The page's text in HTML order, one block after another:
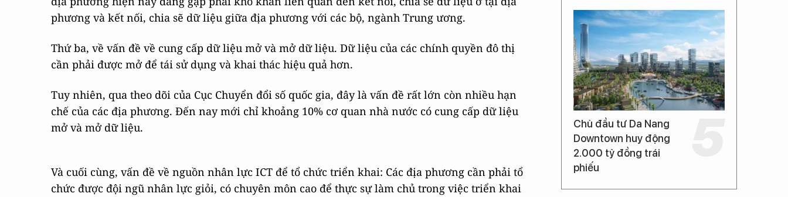
phương và kết nối, chia sẽ dữ liệu giữa địa phương với các bộ, ngành Trung ương.
Thứ ba, về vấn đề về cung cấp dữ liệu mở và mở dữ liệu. Dữ liệu của các chính quyền đô thị
cần phải được mở để tái sử dụng và khai thác hiệu quả hơn.
Tuy nhiên, qua theo dõi của Cục Chuyển đổi số quốc gia, đây là vấn đề rất lớn còn nhiều hạn
chế của các địa phương. Đến nay mới chỉ khoảng 10% cơ quan nhà nước có cung cấp dữ liệu
mở và mở dữ liệu.
Và cuối cùng, vấn đề về nguồn nhân lực ICT để tổ chức triển khai: Các địa phương cần phải tổ
chức được đội ngũ nhân lực giỏi, có chuyên môn cao để thực sự làm chủ trong việc triển khai
Chủ đầu tư Da Nang
Downtown huy động
2.000 tỷ đồng trái
phiếu